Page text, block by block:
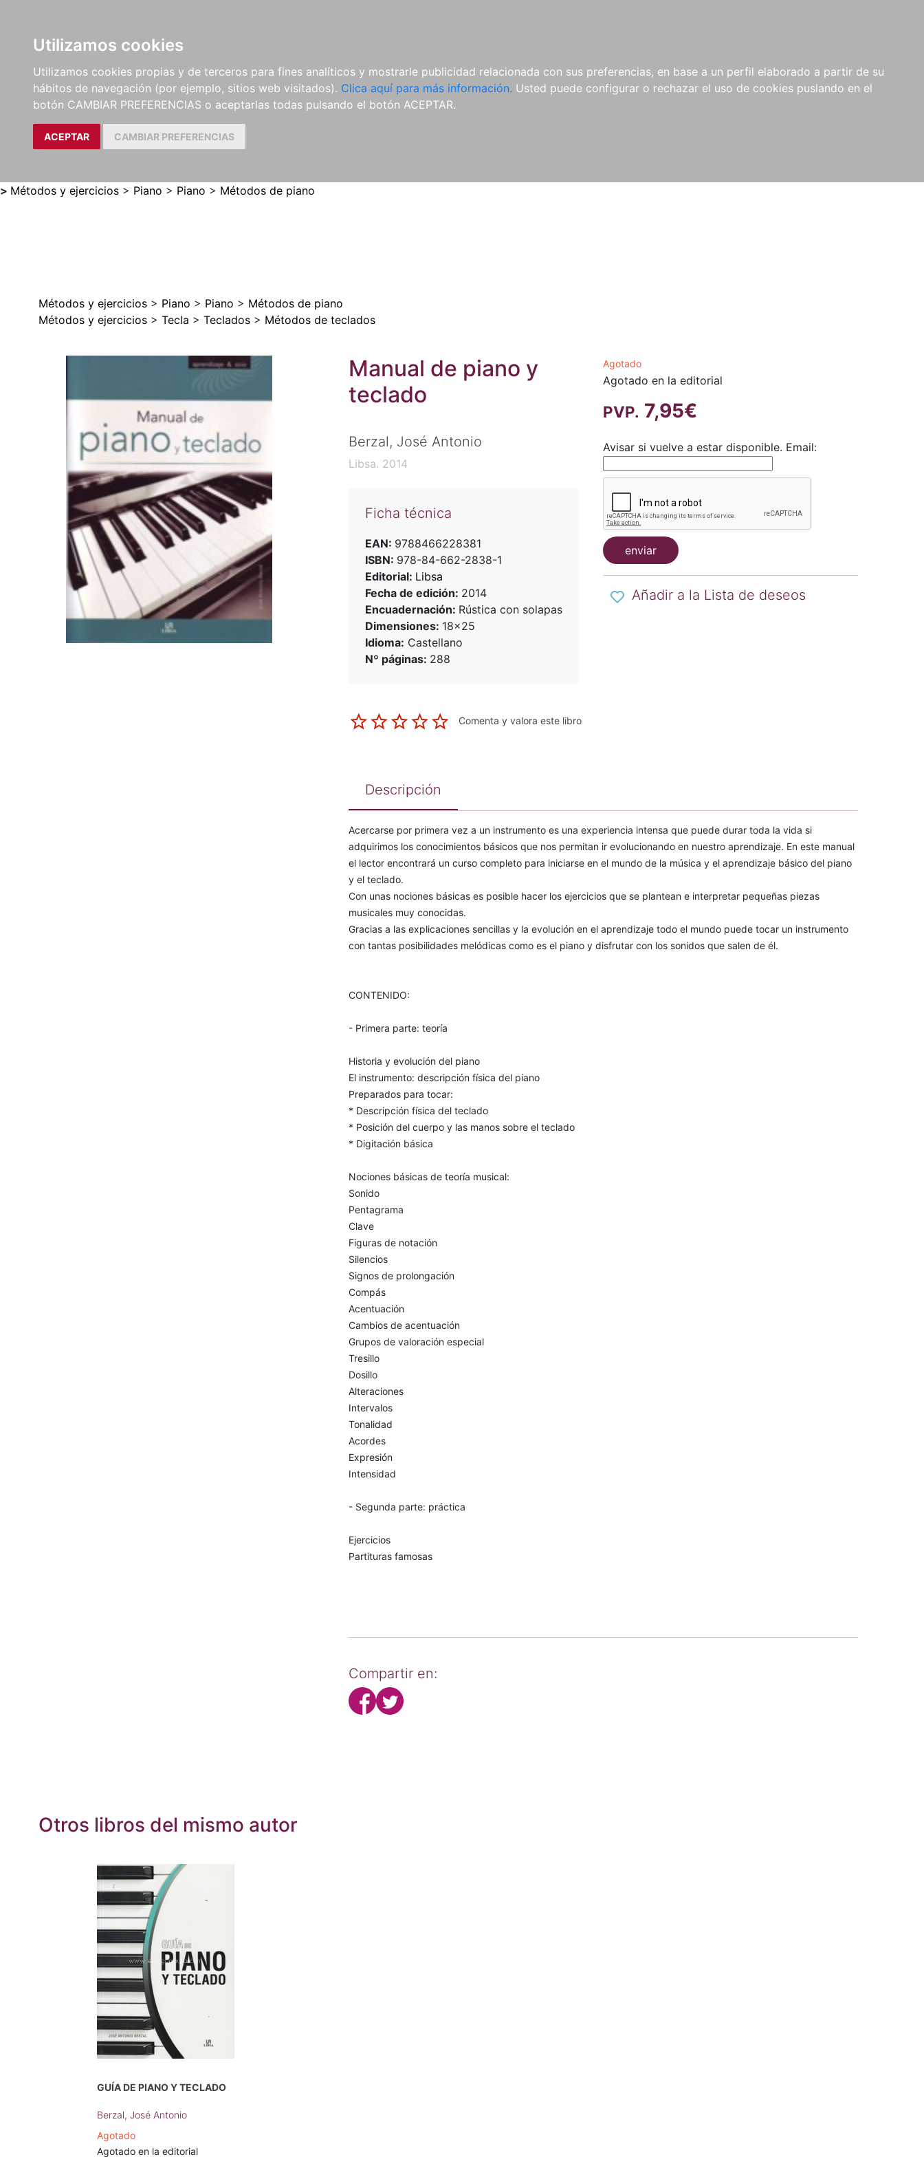
Utilizamos cookies
Utilizamos cookies propias y de terceros para fines analíticos y mostrarle publicidad relacionada con sus preferencias, en base a un perfil elaborado a partir de su
hábitos de navegación (por ejemplo, sitios web visitados). Clica aquí para más información. Usted puede configurar o rechazar el uso de cookies puslando en el
botón CAMBIAR PREFERENCIAS o aceptarlas todas pulsando el botón ACEPTAR.
ACEPTAR CAMBIAR PREFERENCIAS
LIBROS
MÉTODOS Y
EJERCICIOS
PARTITURAS Y EDICIONES
CRÍTICAS
REVISTAS
CDS Y
DVDS
MATERIAL
COMPLEMENTARIO
NOVEDADES NOTICIAS
COMPRAS
INSTITUCIONALES
> Métodos y ejercicios > Piano > Piano > Métodos de piano
Métodos y ejercicios > Piano > Piano > Métodos de piano
Métodos y ejercicios > Tecla > Teclados > Métodos de teclados
Manual de piano y
teclado
Berzal, José Antonio
Libsa. 2014
Ficha técnica
EAN: 9788466228381
ISBN: 978-84-662-2838-1
Editorial: Libsa
Fecha de edición: 2014
Encuadernación: Rústica con solapas
Dimensiones: 18x25
Idioma: Castellano
Nº páginas: 288
Comenta y valora este libro
Agotado
Agotado en la editorial
PVP. 7,95€
Avisar si vuelve a estar disponible. Email:
enviar
Añadir a la Lista de deseos
Descripción
Acercarse por primera vez a un instrumento es una experiencia intensa que puede durar toda la vida si
adquirimos los conocimientos básicos que nos permitan ir evolucionando en nuestro aprendizaje. En este manual
el lector encontrará un curso completo para iniciarse en el mundo de la música y el aprendizaje básico del piano
y el teclado.
Con unas nociones básicas es posible hacer los ejercicios que se plantean e interpretar pequeñas piezas
musicales muy conocidas.
Gracias a las explicaciones sencillas y la evolución en el aprendizaje todo el mundo puede tocar un instrumento
con tantas posibilidades melódicas como es el piano y disfrutar con los sonidos que salen de él.
CONTENIDO:
- Primera parte: teoría
Historia y evolución del piano
El instrumento: descripción física del piano
Preparados para tocar:
* Descripción física del teclado
* Posición del cuerpo y las manos sobre el teclado
* Digitación básica
Nociones básicas de teoría musical:
Sonido
Pentagrama
Clave
Figuras de notación
Silencios
Signos de prolongación
Compás
Acentuación
Cambios de acentuación
Grupos de valoración especial
Tresillo
Dosillo
Alteraciones
Intervalos
Tonalidad
Acordes
Expresión
Intensidad
- Segunda parte: práctica
Ejercicios
Partituras famosas
Compartir en:
Otros libros del mismo autor
GUÍA DE PIANO Y TECLADO
Berzal, José Antonio
Agotado
Agotado en la editorial